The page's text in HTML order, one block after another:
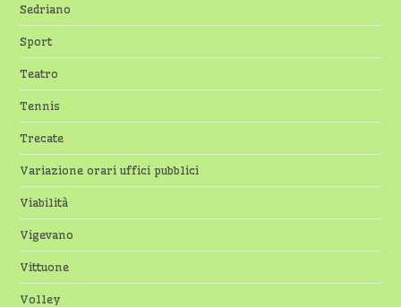
Sedriano
Sport
Teatro
Tennis
Trecate
Variazione orari uffici pubblici
Viabilità
Vigevano
Vittuone
Volley